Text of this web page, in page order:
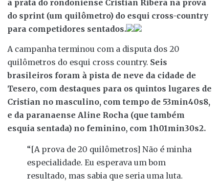
a prata do rondoniense Cristian Ribera na prova
do sprint (um quilômetro) do esqui cross-country
para competidores sentados.
A campanha terminou com a disputa dos 20
quilômetros do esqui cross country. Seis
brasileiros foram à pista de neve da cidade de
Tesero, com destaques para os quintos lugares de
Cristian no masculino, com tempo de 53min40s8,
e da paranaense Aline Rocha (que também
esquia sentada) no feminino, com 1h01min30s2.
“[A prova de 20 quilômetros] Não é minha
especialidade. Eu esperava um bom
resultado, mas sabia que seria uma luta.